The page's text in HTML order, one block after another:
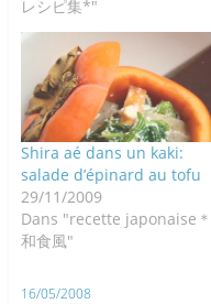
sucrées) Pâtes: spaghetti,
macaroni, tagliattelli... les
pâtes à l'europeennes.
tagliattelli aux foies de
volaille et à la crème.
spaghetti a la pomodoro:
la sauce tomate de…
レシピ集*"
Shira aé dans un kaki:
salade d’épinard au tofu
29/11/2009
Dans "recette japonaise＊
和食風"
16/05/2008